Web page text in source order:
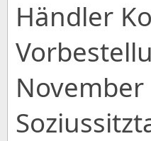
Händler